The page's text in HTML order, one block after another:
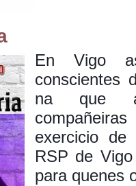
En Vigo
conscientes
na que
exercicio de
RSP de
para quenes